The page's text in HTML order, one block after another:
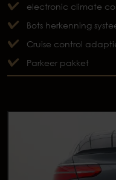
electronic climate
Bots herkenning
Cruise control
Parkeer pakket